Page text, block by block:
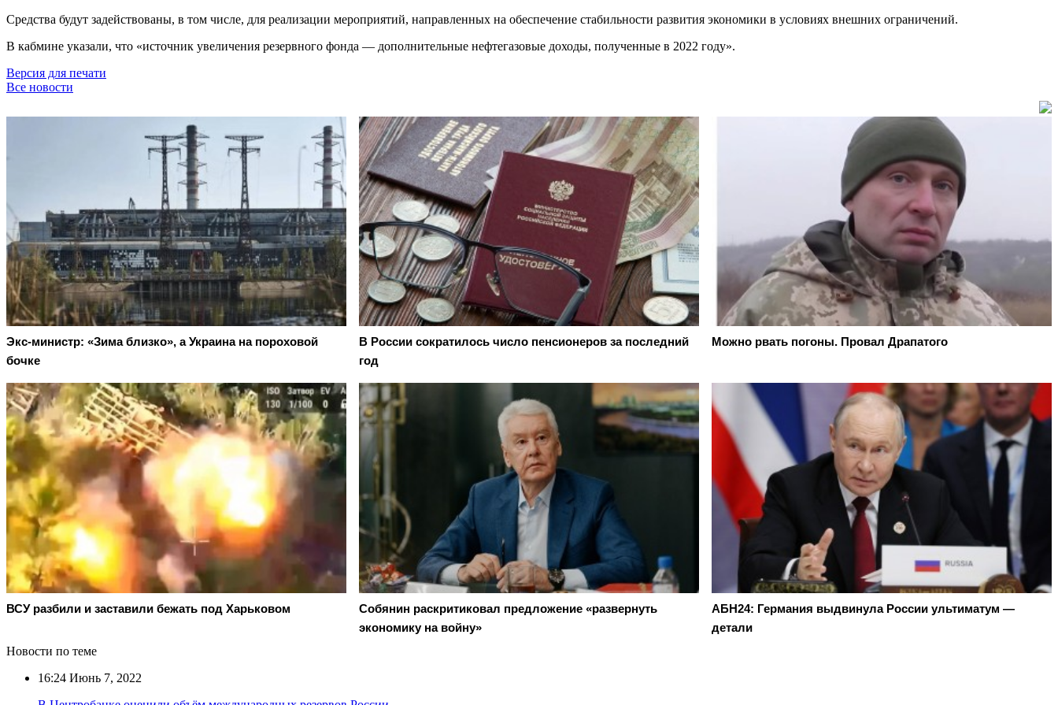
Средства будут задействованы, в том числе, для реализации мероприятий, направленных на обеспечение стабильности развития экономики в условиях внешних ограничений.
В кабмине указали, что «источник увеличения резервного фонда — дополнительные нефтегазовые доходы, полученные в 2022 году».
Версия для печати
Все новости
Экс-министр: «Зима близко», а Украина на пороховой
бочке
В России сократилось число пенсионеров за последний
год
Можно рвать погоны. Провал Драпатого
ВСУ разбили и заставили бежать под Харьковом
Собянин раскритиковал предложение «развернуть
экономику на войну»
АБН24: Германия выдвинула России ультиматум —
детали
Новости по теме
16:24 Июнь 7, 2022